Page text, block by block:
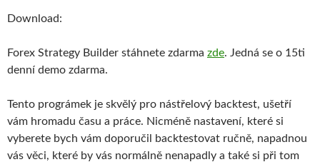
Download:
Forex Strategy Builder stáhnete zdarma zde. Jedná se o 15ti
denní demo zdarma.
Tento prográmek je skvělý pro nástřelový backtest, ušetří
vám hromadu času a práce. Nicméně nastavení, které si
vyberete bych vám doporučil backtestovat ručně, napadnou
vás věci, které by vás normálně nenapadly a také si při tom